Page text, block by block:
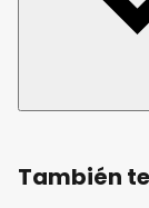
También